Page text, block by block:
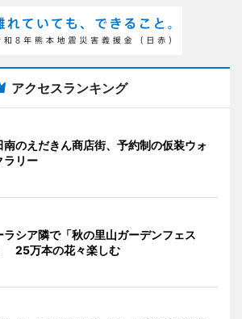
アクセスランキング
南のえだきん商店街、予約制の仮装ウォ
ラリー
ラシア隣で「秋の里山ガーデンフェス
25万本の花々楽しむ